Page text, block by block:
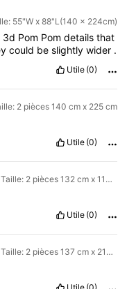
55"W x 88"L(140 x 224cm)
3d Pom Pom details that
could beslightlywider .
Utile (0)
2 pièces 140 cm x 225 cm
Utile (0)
Couleur: Multicolore / Taille: 2 pièces 132 cm x 114 cm
Utile (0)
Couleur: Multicolore / Taille: 2 pièces 137 cm x 213 cm